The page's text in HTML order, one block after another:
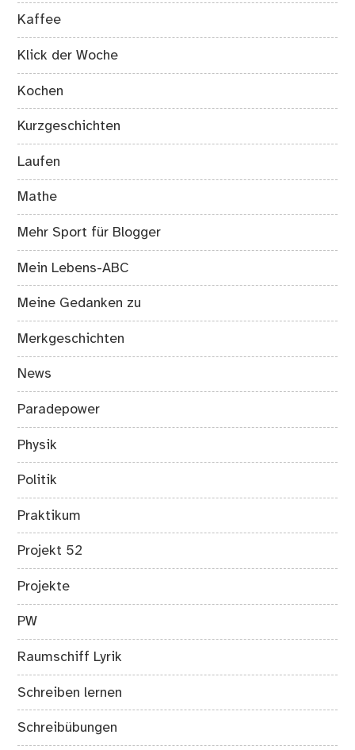
Kaffee
Klick der Woche
Kochen
Kurzgeschichten
Laufen
Mathe
Mehr Sport für Blogger
Mein Lebens-ABC
Meine Gedanken zu
Merkgeschichten
News
Paradepower
Physik
Politik
Praktikum
Projekt 52
Projekte
PW
Raumschiff Lyrik
Schreiben lernen
Schreibübungen